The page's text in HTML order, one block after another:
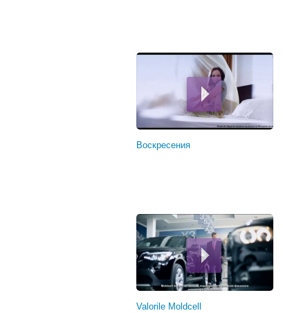
Воскресения
Valorile Moldcell